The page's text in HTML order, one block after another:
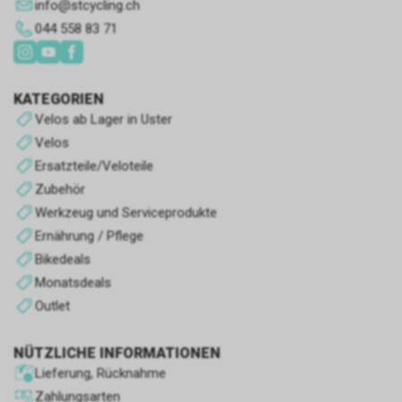
info@stcycling.ch
044 558 83 71
KATEGORIEN
Velos ab Lager in Uster
Velos
Ersatzteile/Veloteile
Zubehör
Werkzeug und Serviceprodukte
Ernährung / Pflege
Bikedeals
Monatsdeals
Outlet
NÜTZLICHE INFORMATIONEN
Lieferung, Rücknahme
Zahlungsarten